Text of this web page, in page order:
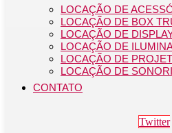
LOCAÇÃO DE
LOCAÇÃO DE BOX
LOCAÇÃO DE
LOCAÇÃO DE
LOCAÇÃO DE
LOCAÇÃO DE
CONTATO
Twitter